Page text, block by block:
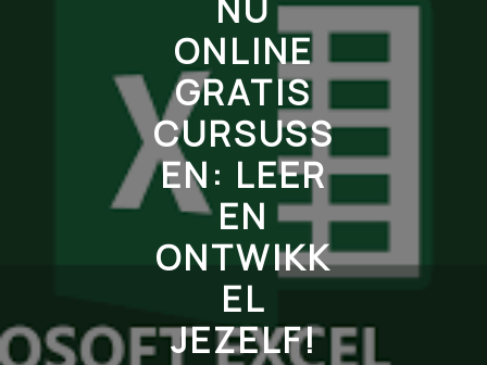
NU
ONLINE
GRATIS
CURSUSS
EN: LEER
EN
ONTWIKK
EL
JEZELF!